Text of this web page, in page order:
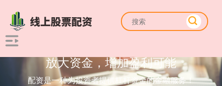
放大资金，增加盈利可能
配资是一种为投资者提供杠杆资金的金融服务！